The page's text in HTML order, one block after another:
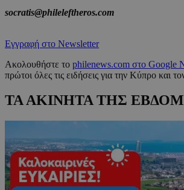
socratis@phileleftheros.com
Εγγραφή στο Newsletter
Ακολουθήστε το philenews.com στο Google
πρώτοι όλες τις ειδήσεις για την Κύπρο και
ΤΑ ΑΚΙΝΗΤΑ ΤΗΣ